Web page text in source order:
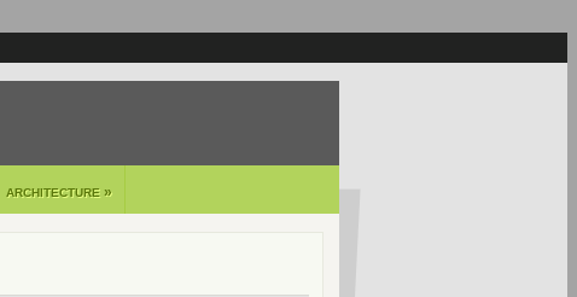
ARCHITECTURE »